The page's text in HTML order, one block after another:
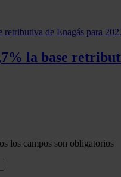
la base
los campos son obligatorios